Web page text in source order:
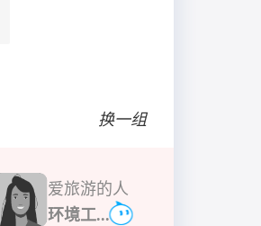
换一组
爱旅游的人
环境工...